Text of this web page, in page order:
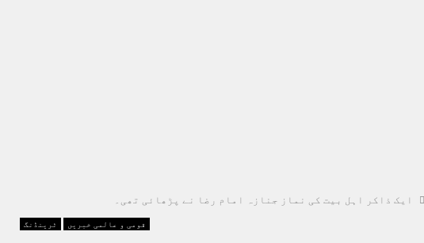
ایک ذاکر اہل بیت کی نماز جنازہ امام رضا نے پڑھائی تھی۔
ٹرینڈنگ قومی و عالمی خبریں